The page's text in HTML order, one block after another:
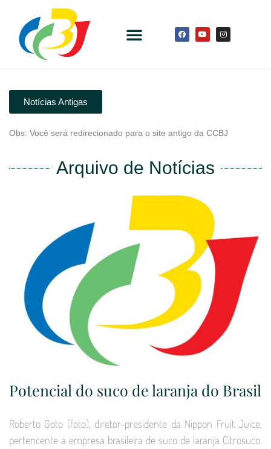
Notícias Antigas
Obs: Você será redirecionado para o site antigo da CCBJ
Arquivo de Notícias
Potencial do suco de laranja do Brasil
Roberto Goto (foto), diretor-presidente da Nippon Fruit Juice,
pertencente a empresa brasileira de suco de laranja Citrosuco,